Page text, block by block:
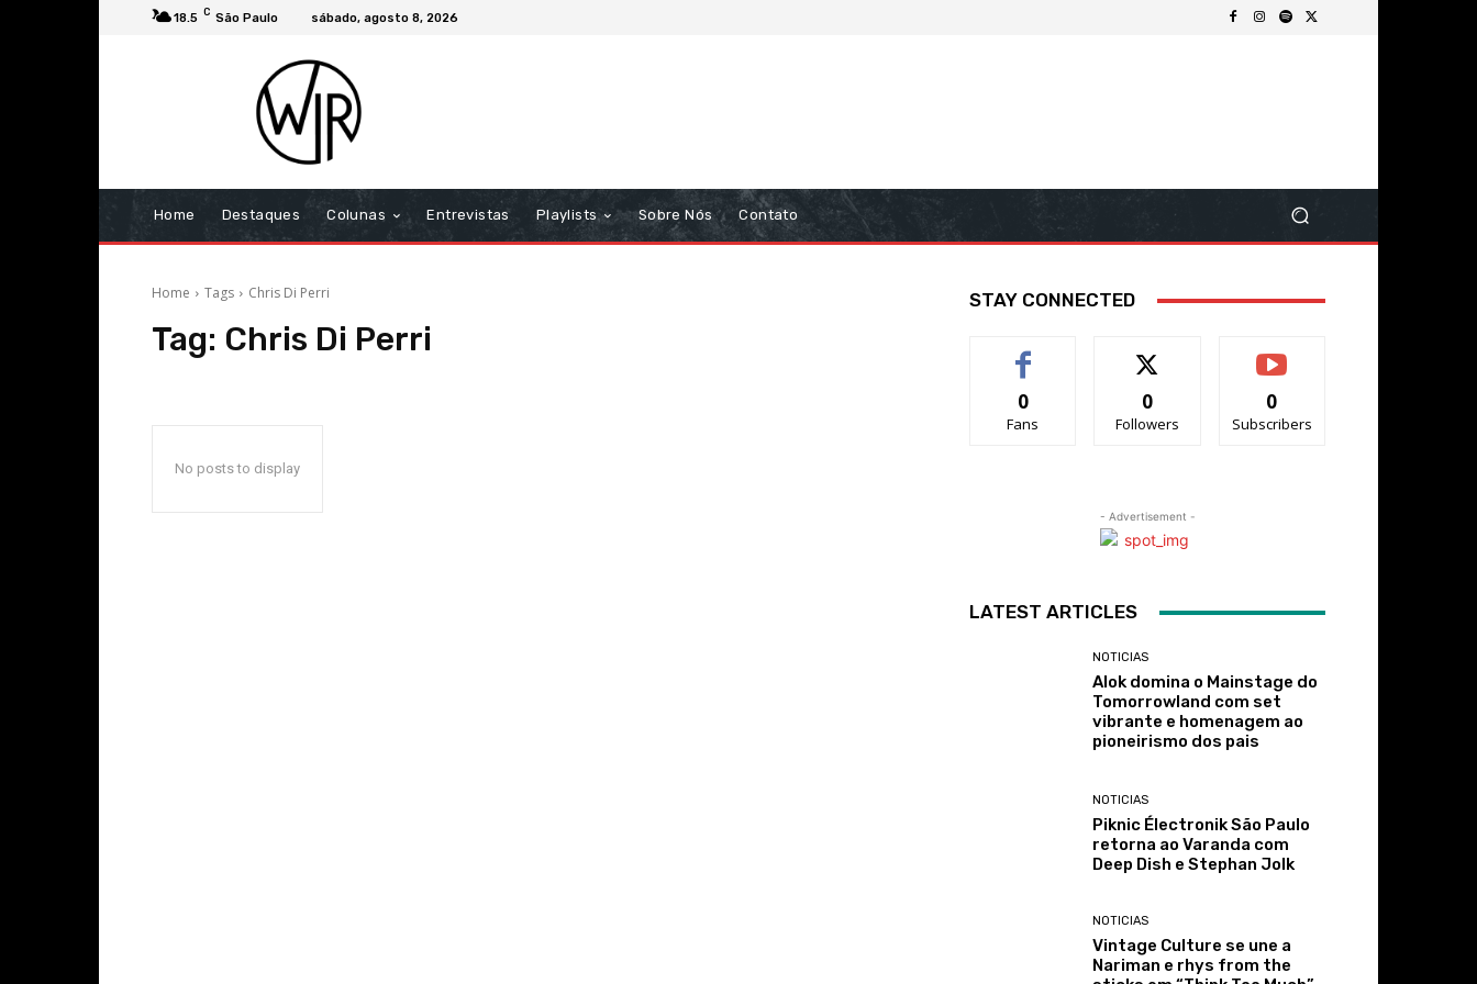
18.5 C São Paulo sábado, agosto 8, 2026
Home Destaques Colunas Entrevistas Playlists Sobre Nós Contato
Home Tags Chris Di Perri
Tag: Chris Di Perri
No posts to display
STAY CONNECTED
0
Fans
0
Followers
0
Subscribers
- Advertisement -
LATEST ARTICLES
NOTICIAS
Alok domina o Mainstage do
Tomorrowland com set
vibrante e homenagem ao
pioneirismo dos pais
NOTICIAS
Piknic Électronik São Paulo
retorna ao Varanda com
Deep Dish e Stephan Jolk
NOTICIAS
Vintage Culture se une a
Nariman e rhys from the